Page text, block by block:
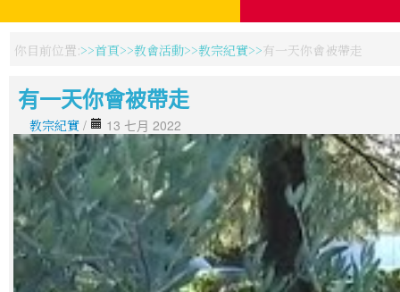
你目前位置: 首頁 教會活動 教宗紀實 有一天你會被帶走
有一天你會被帶走
教宗紀實 / 13 七月 2022